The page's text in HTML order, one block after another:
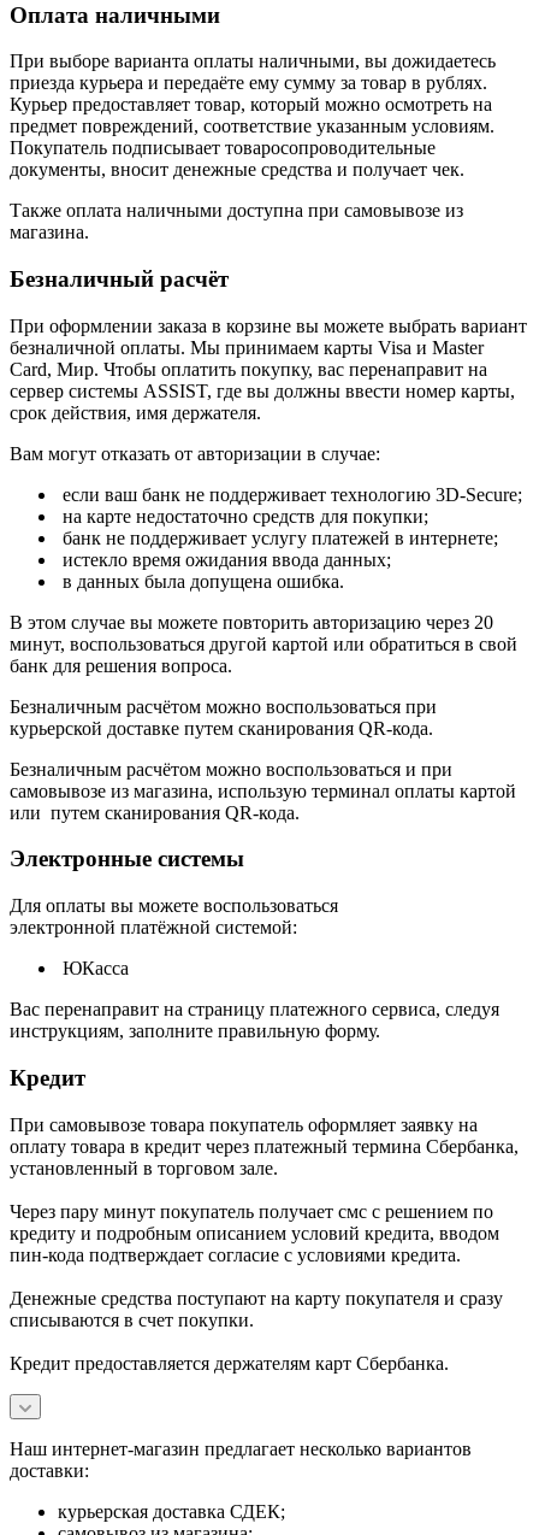
Оплата наличными
При выборе варианта оплаты наличными, вы дожидаетесь
приезда курьера и передаёте ему сумму за товар в рублях.
Курьер предоставляет товар, который можно осмотреть на
предмет повреждений, соответствие указанным условиям.
Покупатель подписывает товаросопроводительные
документы, вносит денежные средства и получает чек.
Также оплата наличными доступна при самовывозе из
магазина.
Безналичный расчёт
При оформлении заказа в корзине вы можете выбрать вариант
безналичной оплаты. Мы принимаем карты Visa и Master
Card, Мир. Чтобы оплатить покупку, вас перенаправит на
сервер системы ASSIST, где вы должны ввести номер карты,
срок действия, имя держателя.
Вам могут отказать от авторизации в случае:
если ваш банк не поддерживает технологию 3D-Secure;
на карте недостаточно средств для покупки;
банк не поддерживает услугу платежей в интернете;
истекло время ожидания ввода данных;
в данных была допущена ошибка.
В этом случае вы можете повторить авторизацию через 20
минут, воспользоваться другой картой или обратиться в свой
банк для решения вопроса.
Безналичным расчётом можно воспользоваться при
курьерской доставке путем сканирования QR-кода.
Безналичным расчётом можно воспользоваться и при
самовывозе из магазина, использую терминал оплаты картой
или путем сканирования QR-кода.
Электронные системы
Для оплаты вы можете воспользоваться
электронной платёжной системой:
ЮКасса
Вас перенаправит на страницу платежного сервиса, следуя
инструкциям, заполните правильную форму.
Кредит
При самовывозе товара покупатель оформляет заявку на
оплату товара в кредит через платежный термина Сбербанка,
установленный в торговом зале.
Через пару минут покупатель получает смс с решением по
кредиту и подробным описанием условий кредита, вводом
пин-кода подтверждает согласие с условиями кредита.
Денежные средства поступают на карту покупателя и сразу
списываются в счет покупки.
Кредит предоставляется держателям карт Сбербанка.
Наш интернет-магазин предлагает несколько вариантов
доставки:
курьерская доставка СДЕК;